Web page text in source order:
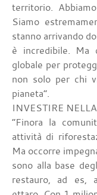
territorio.
Siamo
stanno arrivando
è incredibile. Ma
globale per
non solo per chi
pianeta”.
INVESTIRE
“Finora la
attività di
Ma occorre
sono alla base
restauro, ad es,